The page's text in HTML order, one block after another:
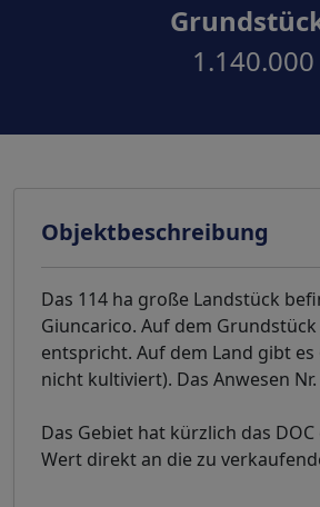
1.140.000
Objektbeschreibung
Das 114 ha große Landstück
Giuncarico. Auf dem
entspricht. Auf dem Land gibt
nicht kultiviert). Das Anwesen
Das Gebiet hat kürzlich das
Wert direkt an die zu